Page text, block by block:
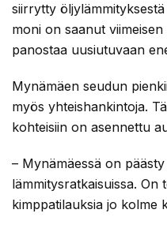
siirrytty
moni on saanut
panostaa uusiutuvaan
Mynämäen seudun
myös yhteishankintoja.
kohteisiin on asennettu
– Mynämäessä on
lämmitysratkaisuissa.
kimppatilauksia jo kolme